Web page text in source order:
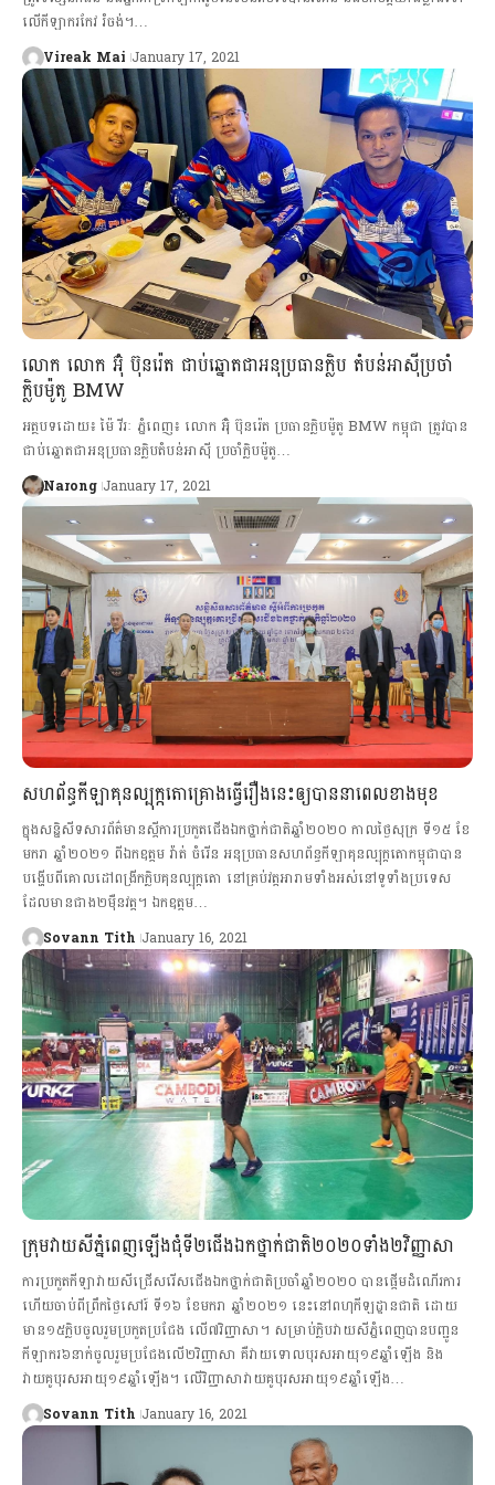
លើកីឡាករកែវ រំចង់។…
Vireak Mai January 17, 2021
លោក លោក អ៊ុំ ប៊ុនរ៉េត ជាប់ឆ្នោតជាអនុប្រធានក្លិប តំបន់អាស៊ីប្រចាំ
ក្លិបម៉ូតូ BMW
អត្ថបទដោយ៖ ម៉ៃ វីរៈ ភ្នំពេញ៖ លោក អ៊ុំ ប៊ុនរ៉េត ប្រធានក្លិបម៉ូតូ BMW កម្ពុជា ត្រូវបាន
ជាប់ឆ្នោតជាអនុប្រធានក្លិបតំបន់អាស៊ី ប្រចាំក្លិបម៉ូតូ…
Narong January 17, 2021
សហព័ន្ធកីឡាគុនល្បុក្កតោគ្រោងធ្វើរឿងនេះឲ្យបាននាពេលខាងមុខ
ក្នុងសន្និសីទសារព័ត៌មានស្ដីការប្រកួតជើងឯកថ្នាក់ជាតិឆ្នាំ២០២០ កាលថ្ងៃសុក្រ​ ទី១៥ ខែ
មករា ឆ្នាំ២០២១ ពីឯកឧត្តម វ៉ាត់ ចំរើន អនុប្រធានសហព័ន្ធកីឡាគុនល្បុក្កតោកម្ពុជាបាន
បង្ហើបពីគោលដៅពង្រីកក្លិបគុនល្បុក្កតោ នៅគ្រប់វត្តអារាមទាំងអស់នៅទូទាំងប្រទេស
ដែលមានជាង២ម៉ឺនវត្ត។ ឯកឧត្តម…
Sovann Tith January 16, 2021
ក្រុមវាយសីភ្នំពេញឡើងជុំទី២ជើងឯកថ្នាក់ជាតិ២០២០ទាំង២វិញ្ញាសា
ការប្រកួតកីឡាវាយសីជ្រើសរើសជើងឯកថ្នាក់ជាតិប្រចាំឆ្នាំ២០២០ បានផ្ដើមដំណើរការ
ហើយចាប់ពីព្រឹកថ្ងៃសៅរ៍ ទី១៦ ខែមករា ឆ្នាំ២០២១ នេះនៅពហុកីឡដ្ឋានជាតិ ដោយ
មាន១៥ក្លិបចូលរួមប្រកួតប្រជែង លើ៧វិញ្ញាសា។ សម្រាប់ក្លិបវាយសីភ្នំពេញបានបញ្ជូន
កីឡាករ៦នាក់ចូលរួមប្រជែងលើ២វិញ្ញាសា គឺវាយទោលបុរសអាយុ១៩ឆ្នាំឡើង និង
វាយគូបុរសអាយុ១៩ឆ្នាំឡើង។ លើវិញ្ញាសាវាយគូបុរសអាយុ១៩ឆ្នាំឡើង…
Sovann Tith January 16, 2021